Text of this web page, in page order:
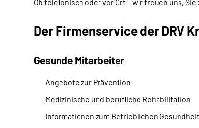
Ob telefonisch oder vor Ort – wir freuen uns,
Der Firmenservice der DRV
Gesunde Mitarbeiter
Angebote zur Prävention
Medizinische und berufliche Rehabilitation
Informationen zum Betrieblichen